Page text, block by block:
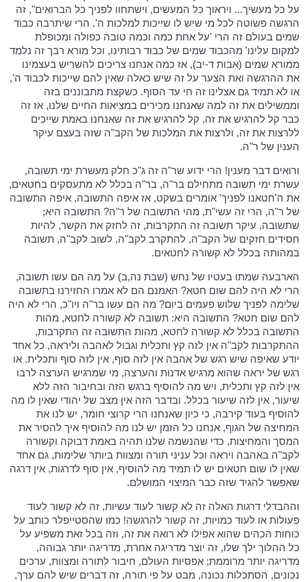
על כל מעשיך... ויראוך כל המעשים, וישתחוו לפניך כל הברואים", זה
הרגשה פשוטה לכל מי שיש לו שייכות למלכות ה'. הרי שיתרבה כבוד
שמים בעולם זה הרי 'על אחת כמה וכמה טובה כפולה ומכופלת
למקום עלינו' מהכבוד שמים של כבוד רבותינו, וכל מורא רבך זה נלמד
ממורא שמים (אבות ד-יב), אז כמה אנחנו צריכים להשריש בעצמינו
את ההרגשה ואת הצער על זה שיש כאלה שאין להם שייכות לכבוד ה',
או לא תמיד גם אצלינו זה חי עד הסוף. כשקצת מתבוננים בזה
וממשילים את זה למה שאנחנו מכירים במציאות החיים שלנו, אז זה
כבר קל להרגיש את זה, קל להרגיש את זה שאנחנו באמת שייכים
ללרצות את זה, ולרצות את המלכות של הקב"ה שזה בעצם עיקר
הענין של ר"ה.
ורואים דבר מענין! הרי ידוע שר"ה זה ג"כ חלק מעשרת ימי תשובה,
עשרת ימי תשובה מתחילם בר"ה, בר"ה בכלל לא מתעסקים בחטאים,
את ה'חטאנו לפניך' אומרים בשקט, אז איפה התשובה, איפה התשובה
של ר"ה, הרי זה עשי"ת, מהי התשובה של ר"ה? התשובה היא;
שתשובה, עיקר תשובה זה התקרבות, זה לחזק את הקשר, להיות
חסידים חזקים של הקב"ה, להתקרב לקב"ה, לשוב לקב"ה, תשובה
במהותה בכלל לא קשורה לחטאים.
הארבעה שמתו בעטיו של נחש (שבת נה,ב) על מה הם עשו תשובה,
הרי לא היה להם שום חטא? האמנם הם לא אמרו החזירנו בתשובה
שלימה לפניך שלוש פעמים ביום? מה הם עשו בר"ה ויו"כ, הרי לא היה
להם שום חטא? התשובה היא: תשובה לא קשורה לחטא, מהות
התשובה בכלל לא קשורה לחטא, מהות התשובה זה התקרבות,
ההתקרבות לקב"ה אין לזה קץ ותכלית וגבול לאהבה וליראה, כל אחד
יודע שאיפה שיש רגש של אהבה אין לזה סוף, אין לזה סוף ותכלית. או
רגש של יראה שהוא מרגיש אדנות והערצה, מי שמרגיש הערצה לרבו
אין לזה קץ ותכלית, ויש מה להוסיף ברגש הזה ובחיבור הזה ללא
שיעור, אין לזה שיעור בכלל. ובדבר הזה אין מצב של יהודי שאין לו מה
להוסיף בעוד קירבה, כי כיון שאנחנו הרי קרוצי חומר, יש לנו את
המחיצה של הגוף, אנחנו כל הזמן יש לנו מה להוסיף איך להסיר את
המסך והמחיצות, כדי שהנשמה שלנו תהיה באמת דבוקה וקשורה
לקב"ה באהבה ויראה וכל עניני תורה ומצוות ביותר שלימות, גם אחד
שאין לו שום חטאים יש לו תמיד מה להוסיף, אין סוף לדרגות, אין דרגה
שאפשר להגיד שזה כבר המיצוי המושלם.
וההבדלי דרגות האלה זה לא קשור לעוד עשיות, זה לא קשור לעוד
פעולות או לעוד כמויות, זה קשור להרגשה! כמו שהסטייפלר כותב על
כוחות הכהים שהוא אפילו לא רואה את זה, וזה בכל זאת משפיע על
כל ההלוך ילך שלו, זה יוצר מדריגה אחרת, מדריגה יותר גבוהה,
מדריגה יותר מרוממת; אפסיות העולם, חיבור לתורה ומצוות, ערכים
נכונים, הסתכלות נכונה, מבט על פי תורה, זה דברים שיש להם ערך,